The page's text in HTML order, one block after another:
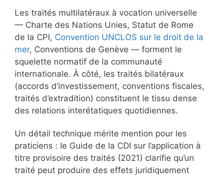
Les traités multilatéraux à vocation universelle
— Charte des Nations Unies, Statut de Rome
de la CPI, Convention UNCLOS sur le droit de la
mer, Conventions de Genève — forment le
squelette normatif de la communauté
internationale. À côté, les traités bilatéraux
(accords d’investissement, conventions fiscales,
traités d’extradition) constituent le tissu dense
des relations interétatiques quotidiennes.
Un détail technique mérite mention pour les
praticiens : le Guide de la CDI sur l’application à
titre provisoire des traités (2021) clarifie qu’un
traité peut produire des effets juridiquement